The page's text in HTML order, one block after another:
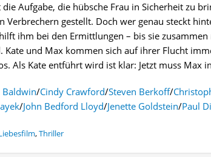
Aufgabe, die hübsche Frau in Sicherheit zu
Verbrechern gestellt. Doch wer genau steckt
ihm bei den Ermittlungen – bis sie
und Max kommen sich auf ihrer Flucht
Als Kate entführt wird ist klar: Jetzt muss Max
/Cindy Crawford/Steven Berkoff/
/John Bedford Lloyd/Jenette Goldstein/Paul
,Thriller